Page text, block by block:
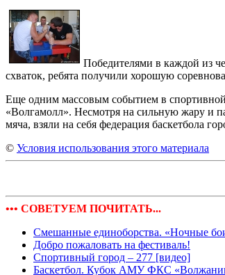
Победителями в каждой из
схваток, ребята получили хорошую
Еще одним массовым событием в спортивной
«Волгамолл». Несмотря на сильную жару и
мяча, взяли на себя федерация баскетбола
© Условия использования этого материала
••• СОВЕТУЕМ ПОЧИТАТЬ...
Смешанные единоборства. «Ночные
Добро пожаловать на фестиваль!
Спортивный город – 277 [видео]
Баскетбол. Кубок АМУ ФКС